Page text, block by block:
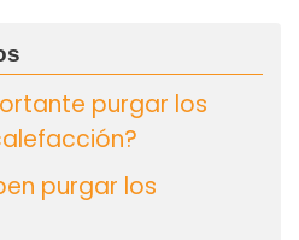
purgar los
purgar los